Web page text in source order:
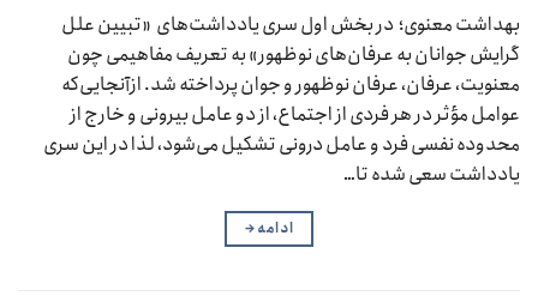
بهداشت معنوی؛ در بخش اول سری یادداشت‌های «تبیین علل
گرایش جوانان به عرفان‌های نوظهور» به تعریف مفاهیمی چون
معنویت، عرفان، عرفان نوظهور و جوان پرداخته شد. ازآنجایی‌که
عوامل مؤثر در هر فردی از اجتماع، از دو عامل بیرونی و خارج از
محدوده نفسی فرد و عامل درونی تشکیل می‌شود، لذا در این سری
یادداشت سعی شده تا…
ادامه→